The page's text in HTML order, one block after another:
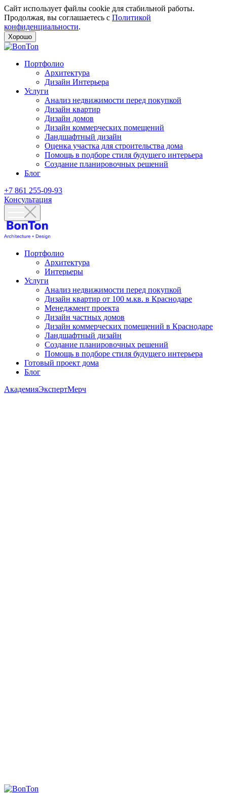
Сайт использует файлы cookie для стабильной работы.
Продолжая, вы соглашаетесь с Политикой
конфиденциальности.
Хорошо
Портфолио
Архитектура
Дизайн Интерьера
Услуги
Анализ недвижимости перед покупкой
Дизайн квартир
Дизайн домов
Дизайн коммерческих помещений
Ландшафтный дизайн
Оценка участка для строительства дома
Помощь в подборе стиля будущего интерьера
Создание планировочных решений
Блог
+7 861 255-09-93
Консультация
Портфолио
Архитектура
Интерьеры
Услуги
Анализ недвижимости перед покупкой
Дизайн квартир от 100 м.кв. в Краснодаре
Менеджмент проекта
Дизайн частных домов
Дизайн коммерческих помещений в Краснодаре
Ландшафтный дизайн
Создание планировочных решений
Помощь в подборе стиля будущего интерьера
Готовый проект дома
Блог
АкадемияЭкспертМерч